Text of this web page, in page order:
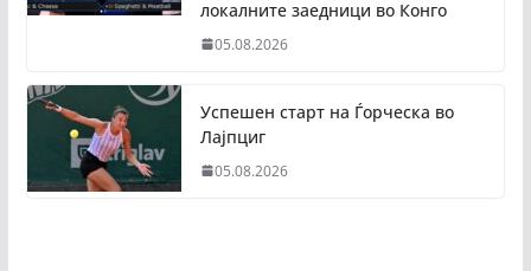
локалните заедници во Конго
05.08.2026
Успешен старт на Ѓорческа во
Лајпциг
05.08.2026